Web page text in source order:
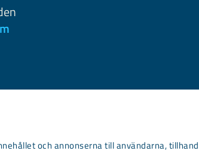
och annonserna till användarna,